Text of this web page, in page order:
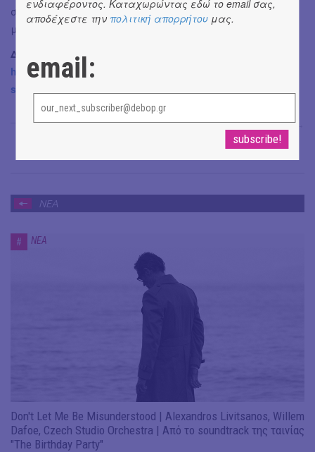
στο YouTube. Διοργανώνει ανοιχτό κάλεσμα για ταινίες
μικρού μήκους.
Διαβάστε περισσότερα:
https://www.onassis.org/el/news/romain-gavrass-new-film-
sacrifice-has-started-filming-in-greece
Σόνια Βλάντη →
ΝΕΑ
# ΝΕΑ
Don't Let Me Be Misunderstood | Alexandros Livitsanos, Willem
Dafoe, Czech Studio Orchestra | Από το soundtrack της ταινίας
"The Birthday Party"
ενδιαφέροντος. Καταχωρώντας εδώ το email σας,
αποδέχεστε την πολιτική απορρήτου μας.
email: